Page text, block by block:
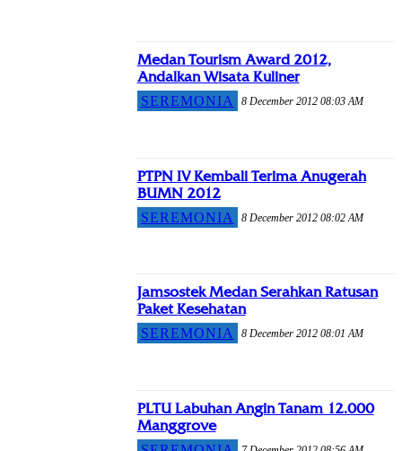
Medan Tourism Award 2012,
Andalkan Wisata Kuliner
SEREMONIA 8 December 2012 08:03 AM
PTPN IV Kembali Terima Anugerah
BUMN 2012
SEREMONIA 8 December 2012 08:02 AM
Jamsostek Medan Serahkan Ratusan
Paket Kesehatan
SEREMONIA 8 December 2012 08:01 AM
PLTU Labuhan Angin Tanam 12.000
Manggrove